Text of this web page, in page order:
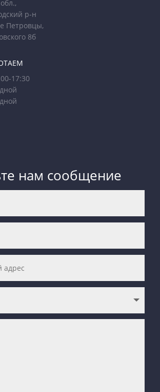
р-н
Петровцы,
8б
17:30
нам сообщение